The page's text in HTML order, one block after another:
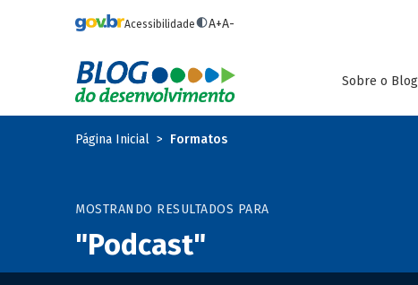
Acessibilidade A+A-
Sobre o Blog
Página Inicial Formatos
MOSTRANDO RESULTADOS PARA
"Podcast"